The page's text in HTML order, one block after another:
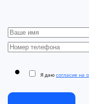
Я даю согласие на